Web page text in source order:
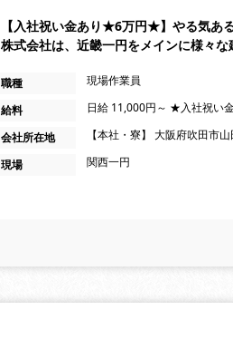
【入社祝い金あり★6万円★】やる気あ
株式会社は、近畿一円をメインに様々
職種
現場作業員
給料
日給 11,000円～ ★入社祝い
会社所在地
【本社・寮】 大阪府吹田市
現場
関西一円